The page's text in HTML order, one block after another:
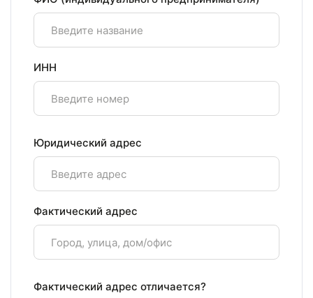
ИНН
Юридический адрес
Фактический адрес
Фактический адрес отличается?